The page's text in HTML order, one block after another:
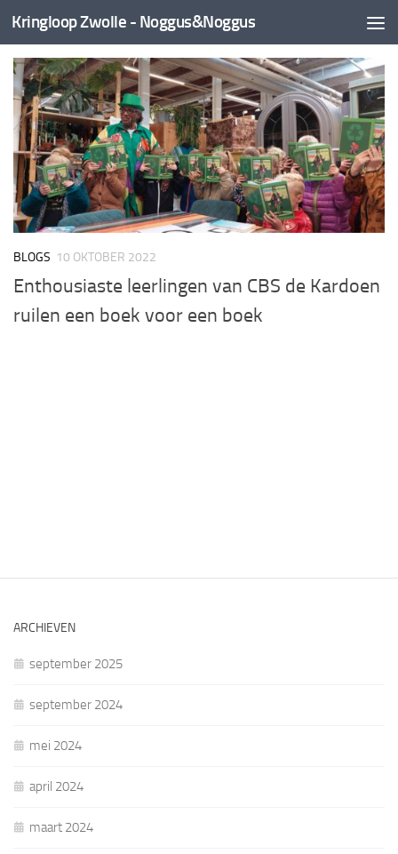
Doorgaan naar inhoud
Kringloop Zwolle - Noggus&Noggus
BLOGS 10 OKTOBER 2022
Enthousiaste leerlingen van CBS de Kardoen
ruilen een boek voor een boek
ARCHIEVEN
september 2025
september 2024
mei 2024
april 2024
maart 2024